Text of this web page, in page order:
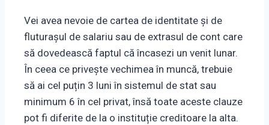
Vei avea nevoie de cartea de identitate și de
fluturașul de salariu sau de extrasul de cont care
să dovedească faptul că încasezi un venit lunar.
În ceea ce privește vechimea în muncă, trebuie
să ai cel puțin 3 luni în sistemul de stat sau
minimum 6 în cel privat, însă toate aceste clauze
pot fi diferite de la o instituție creditoare la alta.